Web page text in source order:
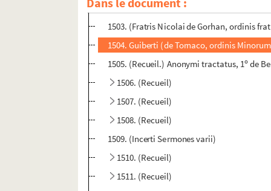
1502. Jacobi de Voragine, nacione
1503. (Fratris Nicolai de Gorhan, ordinis
1504. Guiberti (de Tornaco, ordinis
1505. (Recueil.) Anonymi tractatus, 1o de
1506. (Recueil)
1507. (Recueil)
1508. (Recueil)
1509. (Incerti Sermones varii)
1510. (Recueil)
1511. (Recueil)